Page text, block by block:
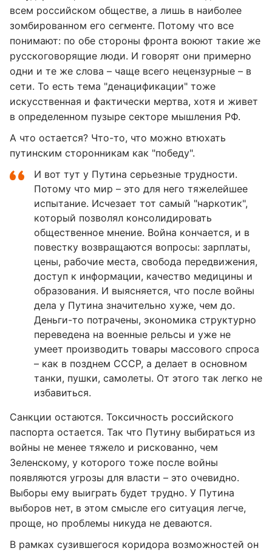
всем российском обществе, а лишь в наиболее
зомбированном его сегменте. Потому что все
понимают: по обе стороны фронта воюют такие же
русскоговорящие люди. И говорят они примерно
одни и те же слова – чаще всего нецензурные – в
сети. То есть тема "денацификации" тоже
искусственная и фактически мертва, хотя и живет
в определенном пузыре секторе мышления РФ.
А что остается? Что-то, что можно втюхать
путинским сторонникам как "победу".
И вот тут у Путина серьезные трудности.
Потому что мир – это для него тяжелейшее
испытание. Исчезает тот самый "наркотик",
который позволял консолидировать
общественное мнение. Война кончается, и в
повестку возвращаются вопросы: зарплаты,
цены, рабочие места, свобода передвижения,
доступ к информации, качество медицины и
образования. И выясняется, что после войны
дела у Путина значительно хуже, чем до.
Деньги-то потрачены, экономика структурно
переведена на военные рельсы и уже не
умеет производить товары массового спроса
– как в позднем СССР, а делает в основном
танки, пушки, самолеты. От этого так легко не
избавиться.
Санкции остаются. Токсичность российского
паспорта остается. Так что Путину выбираться из
войны не менее тяжело и рискованно, чем
Зеленскому, у которого тоже после войны
появляются угрозы для власти – это очевидно.
Выборы ему выиграть будет трудно. У Путина
выборов нет, в этом смысле его ситуация легче,
проще, но проблемы никуда не деваются.
В рамках сузившегося коридора возможностей он